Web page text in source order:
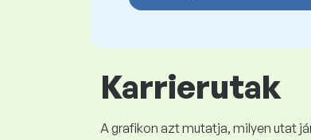
Karrierutak
A grafikon azt mutatja, milyen utat